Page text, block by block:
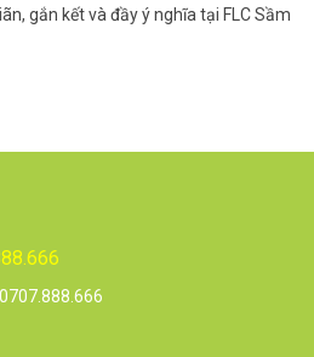
gắn kết và đầy ý nghĩa tại FLC Sầm